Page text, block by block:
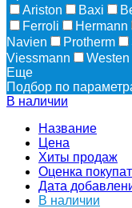
Ariston
Baxi
Ferroli
Hermann
Navien
Protherm
Viessmann
Westen
Еще
Подбор по
В наличии
Название
Цена
Хиты продаж
Оценка
Дата
В наличии